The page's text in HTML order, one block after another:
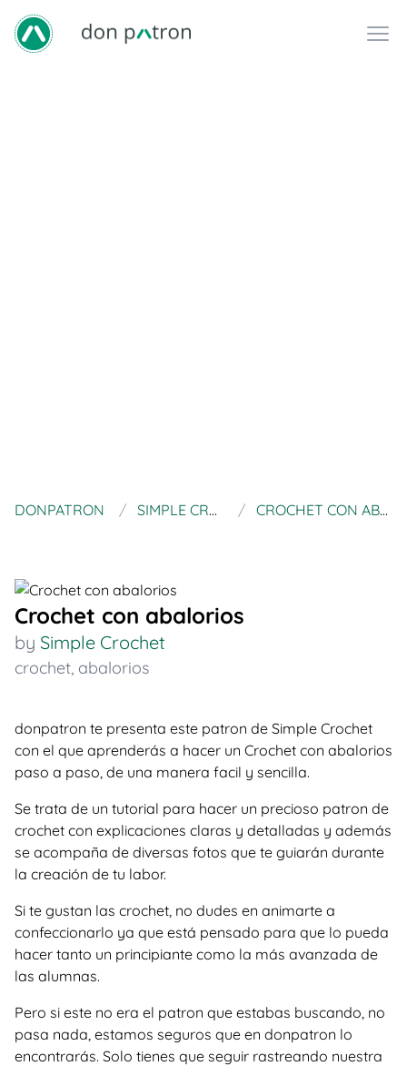
DONPATRON SIMPLE CROCHET CROCHET CON ABALORIOS
Crochet con abalorios
by Simple Crochet
crochet, abalorios
donpatron te presenta este patron de Simple Crochet
con el que aprenderás a hacer un Crochet con abalorios
paso a paso, de una manera facil y sencilla.
Se trata de un tutorial para hacer un precioso patron de
crochet con explicaciones claras y detalladas y además
se acompaña de diversas fotos que te guiarán durante
la creación de tu labor.
Si te gustan las crochet, no dudes en animarte a
confeccionarlo ya que está pensado para que lo pueda
hacer tanto un principiante como la más avanzada de
las alumnas.
Pero si este no era el patron que estabas buscando, no
pasa nada, estamos seguros que en donpatron lo
encontrarás. Solo tienes que seguir rastreando nuestra